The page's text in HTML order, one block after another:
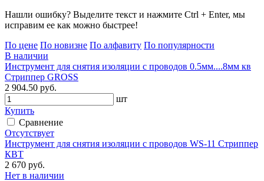
Нашли ошибку? Выделите текст и нажмите Ctrl + Enter, мы
исправим ее как можно быстрее!
По цене По новизне По алфавиту По популярности
В наличии
Инструмент для снятия изоляции с проводов 0.5мм....8мм кв
Стриппер GROSS
2 904.50 руб.
шт
Купить
Сравнение
Отсутствует
Инструмент для снятия изоляции с проводов WS-11 Стриппер
КВТ
2 670 руб.
Нет в наличии